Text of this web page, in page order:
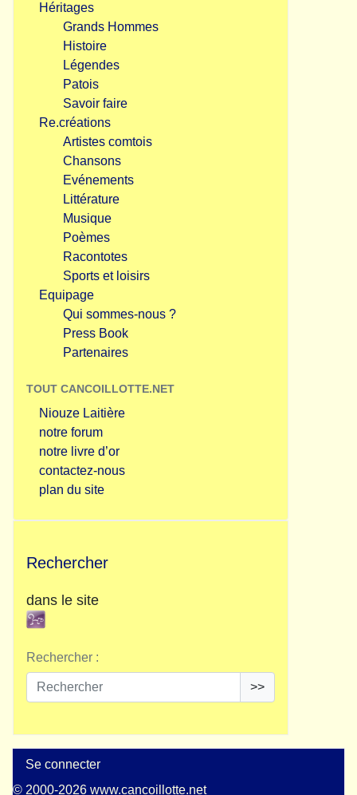
Héritages
Grands Hommes
Histoire
Légendes
Patois
Savoir faire
Re.créations
Artistes comtois
Chansons
Evénements
Littérature
Musique
Poèmes
Racontotes
Sports et loisirs
Equipage
Qui sommes-nous ?
Press Book
Partenaires
TOUT CANCOILLOTTE.NET
Niouze Laitière
notre forum
notre livre d’or
contactez-nous
plan du site
Rechercher
dans le site
Rechercher :
>>
Se connecter
© 2000-2026 www.cancoillotte.net